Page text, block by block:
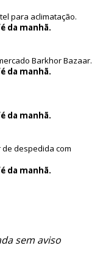
para aclimatação.
da manhã.
Barkhor Bazaar.
da manhã.
da manhã.
despedida com
da manhã.
sem aviso